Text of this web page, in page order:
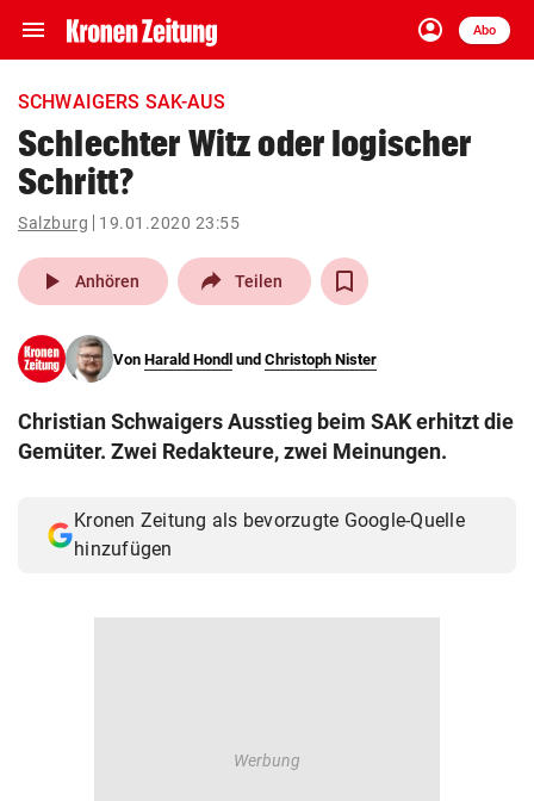
menu Navigation
ein-/ausklappen
account_circle
Anmelden
Abo
close Schließen
account_circle Anmelden
pin_drop
Wien arrow_right
search
eingeben
© Krone Multimedia GmbH & Co KG 2026
SCHWAIGERS SAK-AUS
Schlechter Witz oder logischer
Schritt?
Salzburg 19.01.2020 23:55
play_arrow Anhören Teilen
Von Harald Hondl und Christoph Nister
Christian Schwaigers Ausstieg beim SAK erhitzt die
Gemüter. Zwei Redakteure, zwei Meinungen.
Kronen Zeitung als bevorzugte Google-Quelle
hinzufügen